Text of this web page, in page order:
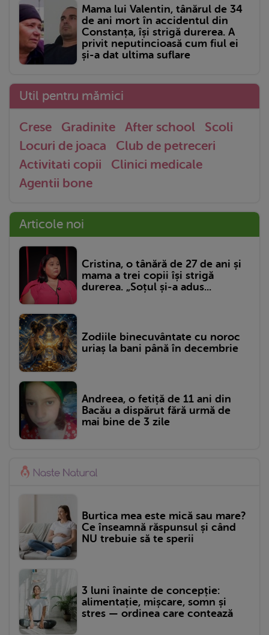
Mama lui Valentin, tânărul de 34
de ani mort în accidentul din
Constanța, își strigă durerea. A
privit neputincioasă cum fiul ei
și-a dat ultima suflare
Util pentru mămici
Crese Gradinite After school
Scoli
Locuri de joaca
Club de petreceri
Activitati copii
Clinici medicale
Agentii bone
Articole noi
Cristina, o tânără de 27 de ani și
mama a trei copii își strigă
durerea. „Soțul și-a adus...
Zodiile binecuvântate cu noroc
uriaș la bani până în decembrie
Andreea, o fetiță de 11 ani din
Bacău a dispărut fără urmă de
mai bine de 3 zile
Burtica mea este mică sau mare?
Ce înseamnă răspunsul și când
NU trebuie să te sperii
3 luni înainte de concepție:
alimentație, mișcare, somn și
stres — ordinea care contează